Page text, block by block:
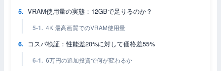
VRAM使用量の実態：12GBで足りるのか？
4K 最高画質でのVRAM使用量
コスパ検証：性能差20%に対して価格差55%
6万円の追加投資で何が変わるか